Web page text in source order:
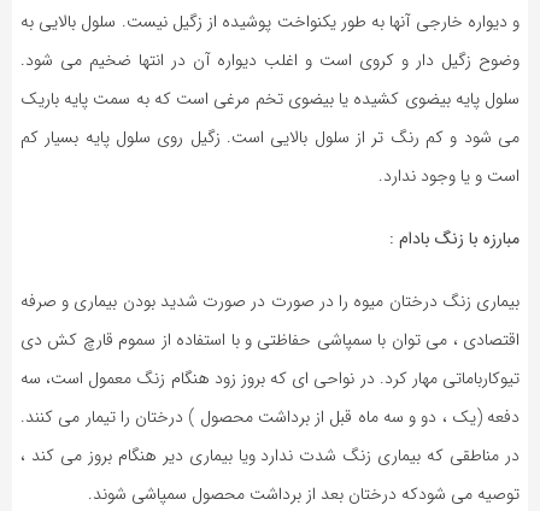
و دیواره خارجی آنها به طور یکنواخت پوشیده از زگیل نیست. سلول بالایی به
وضوح زگیل دار و کروی است و اغلب دیواره آن در انتها ضخیم می شود.
سلول پایه بیضوی کشیده یا بیضوی تخم مرغی است که به سمت پایه باریک
می شود و کم رنگ تر از سلول بالایی است. زگیل روی سلول پایه بسیار کم
است و یا وجود ندارد.
مبارزه با زنگ بادام :
بیماری زنگ درختان میوه را در صورت در صورت شدید بودن بیماری و صرفه
اقتصادی ، می توان با سمپاشی حفاظتی و با استفاده از سموم قارچ کش دی
تیوکارباماتی مهار کرد. در نواحی ای که بروز زود هنگام زنگ معمول است، سه
دفعه (یک ، دو و سه ماه قبل از برداشت محصول ) درختان را تیمار می کنند.
در مناطقی که بیماری زنگ شدت ندارد ویا بیماری دیر هنگام بروز می کند ،
توصیه می شودکه درختان بعد از برداشت محصول سمپاشی شوند.